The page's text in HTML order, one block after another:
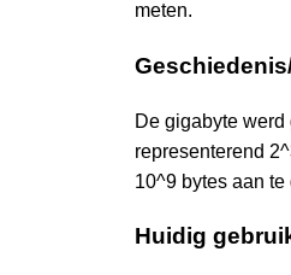
meten.
De gigabyte
representerend
10^9 bytes aan
Huidig